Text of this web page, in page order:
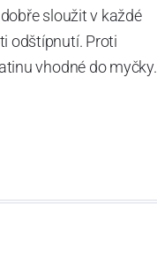
sloužit v každé
odštípnutí. Proti
vhodné do myčky.